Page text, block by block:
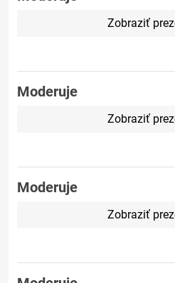
Zobraziť
Moderuje
Zobraziť
Moderuje
Zobraziť